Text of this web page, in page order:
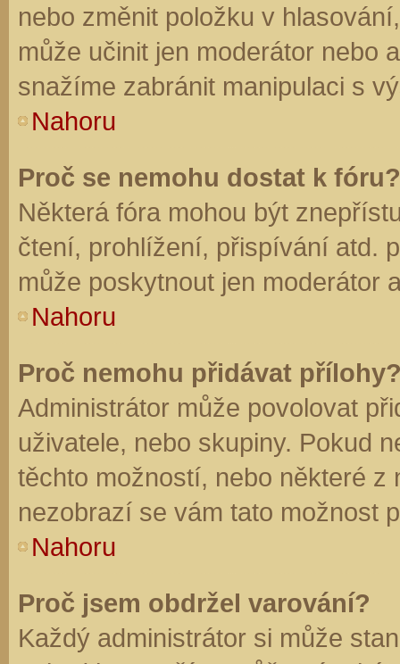
nebo změnit položku v
může učinit jen moderátor nebo
snažíme zabránit manipulaci s
Nahoru
Proč se nemohu dostat k fóru?
Některá fóra mohou být
čtení, prohlížení, přispívání atd.
může poskytnout jen moderátor
Nahoru
Proč nemohu přidávat
Administrátor může povolovat
uživatele, nebo skupiny. Pokud
těchto možností, nebo některé z
nezobrazí se vám tato možnost
Nahoru
Proč jsem obdržel varování?
Každý administrátor si může